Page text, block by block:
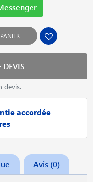
DEVIS
devis.
accordée
Avis (0)